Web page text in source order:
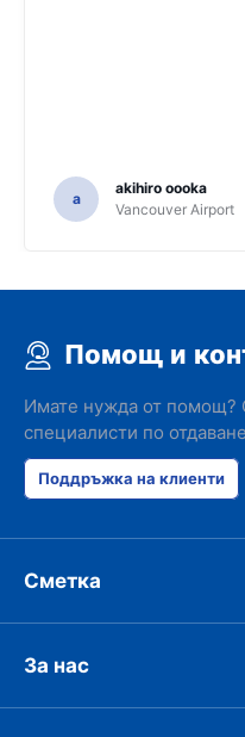
a
akihiro oooka
Vancouver Airport
Помощ и
Имате нужда от помощ?
специалисти по
Поддръжка на клиенти
Сметка
За нас